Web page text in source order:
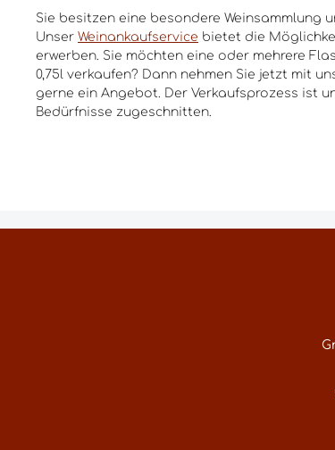
Sie besitzen eine besondere Weinsammlung
Unser Weinankaufservice bietet die
erwerben. Sie möchten eine oder mehrere
0,75l verkaufen? Dann nehmen Sie jetzt mit
gerne ein Angebot. Der Verkaufsprozess ist
Bedürfnisse zugeschnitten.